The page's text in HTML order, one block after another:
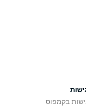
בקמפוס